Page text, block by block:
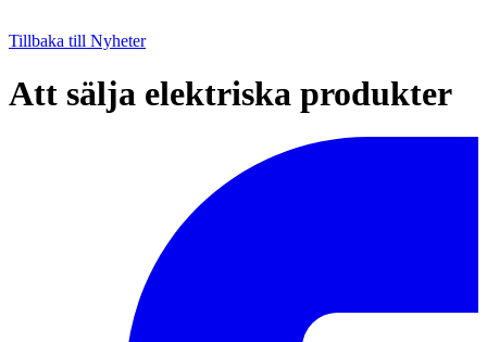
Tillbaka till Nyheter
Att sälja elektriska produkter